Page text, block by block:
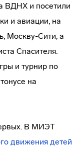
ВДНХ и посетили
и авиации, на
Москву-Сити, а
Спасителя.
и турнир по
на
В МИЭТ
движения детей